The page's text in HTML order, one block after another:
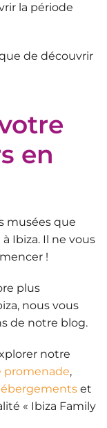
la période
de découvrir
en
musées que
Ibiza. Il ne vous
!
plus
, nous vous
de notre blog.
notre
promenade,
et
« Ibiza Family